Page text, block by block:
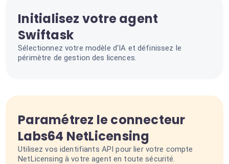
Initialisez votre agent
Swiftask
Sélectionnez votre modèle d'IA et définissez le
périmètre de gestion des licences.
Paramétrez le connecteur
Labs64 NetLicensing
Utilisez vos identifiants API pour lier votre compte
NetLicensing à votre agent en toute sécurité.